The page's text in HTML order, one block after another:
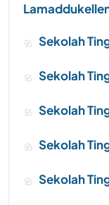
Sekolah
Sekolah
Sekolah
Sekolah
Sekolah